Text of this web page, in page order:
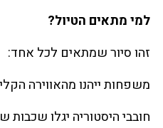
למי מתאים הטיול?
זהו סיור שמתאים לכל אחד:
משפחות ייהנו מהאווירה
חובבי היסטוריה יגלו